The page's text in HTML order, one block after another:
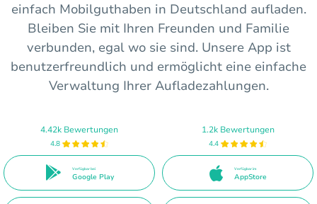
einfach Mobilguthaben in Deutschland aufladen.
Bleiben Sie mit Ihren Freunden und Familie
verbunden, egal wo sie sind. Unsere App ist
benutzerfreundlich und ermöglicht eine einfache
Verwaltung Ihrer Aufladezahlungen.
4.42k Bewertungen
4.8
Verfügbar bei
Google Play
1.2k Bewertungen
4.4
Verfügbar im
AppStore